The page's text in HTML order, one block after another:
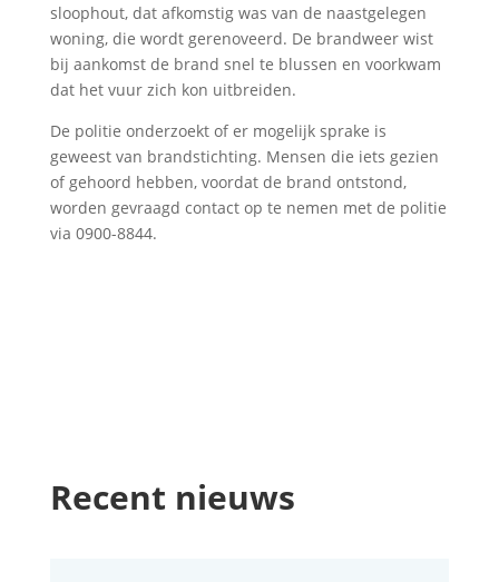
sloophout, dat afkomstig was van de naastgelegen
woning, die wordt gerenoveerd. De brandweer wist
bij aankomst de brand snel te blussen en voorkwam
dat het vuur zich kon uitbreiden.
De politie onderzoekt of er mogelijk sprake is
geweest van brandstichting. Mensen die iets gezien
of gehoord hebben, voordat de brand ontstond,
worden gevraagd contact op te nemen met de politie
via 0900-8844.
Recent nieuws